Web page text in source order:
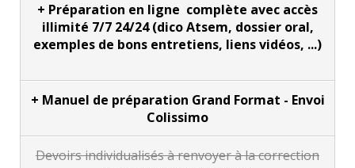
+ Préparation en ligne complète avec accès
illimité 7/7 24/24(dico Atsem, dossier oral,
exemples de bons entretiens, liens vidéos, ...)
+ Manuel de préparation Grand Format - Envoi
Colissimo
Devoirs individualisés à renvoyer à la correction